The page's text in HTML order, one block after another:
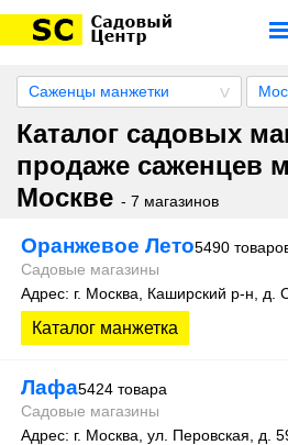
Саженцы манжетки
Каталог садовых
продаже саженцев
Москве - 7 магазинов
Оранжевое Лето5490
Садовые магазины
Адрес: г. Москва, Каширский р-н, д.
Каталог манжетка
Лафа5424 товара
Садовые магазины
Адрес: г. Москва, ул. Перовская, д.